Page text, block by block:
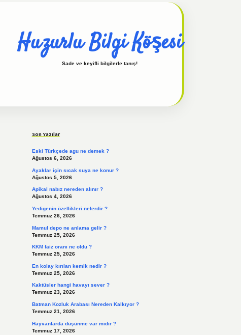
Huzurlu Bilgi Köşesi
Sade ve keyifli bilgilerle tanış!
Son Yazılar
Eski Türkçede agu ne demek ?
Ağustos 6, 2026
Ayaklar için sıcak suya ne konur ?
Ağustos 5, 2026
Apikal nabız nereden alınır ?
Ağustos 4, 2026
Yedigenin özellikleri nelerdir ?
Temmuz 26, 2026
Mamul depo ne anlama gelir ?
Temmuz 25, 2026
KKM faiz oranı ne oldu ?
Temmuz 25, 2026
En kolay kırılan kemik nedir ?
Temmuz 25, 2026
Kaktüsler hangi havayı sever ?
Temmuz 23, 2026
Batman Kozluk Arabası Nereden Kalkıyor ?
Temmuz 21, 2026
Hayvanlarda düşünme var mıdır ?
Temmuz 17, 2026